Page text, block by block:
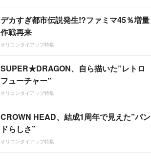
デカすぎ都市伝説発生!?ファミマ45％増量
作戦再来
オリコンタイアップ特集
SUPER★DRAGON、自ら描いた”レトロ
フューチャー”
オリコンタイアップ特集
CROWN HEAD、結成1周年で見えた”バン
ドらしさ”
オリコンタイアップ特集